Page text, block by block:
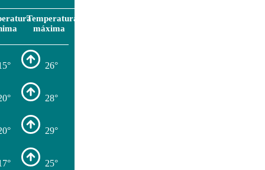
Temperatura
máxima
26°
28°
29°
25°